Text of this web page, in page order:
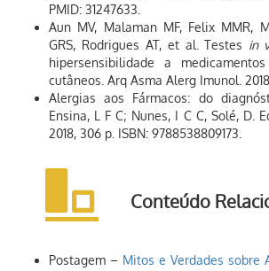
PMID: 31247633.
Aun MV, Malaman MF, Felix MMR,
GRS, Rodrigues AT, et al. Testes in
hipersensibilidade a
cutâneos. Arq Asma Alerg Imunol.
Alergias aos Fármacos: do
Ensina, L F C; Nunes, I C C, Solé, D.
2018, 306 p. ISBN: 9788538809173.
Conteúdo
Postagem – Mitos e Verdades sobre